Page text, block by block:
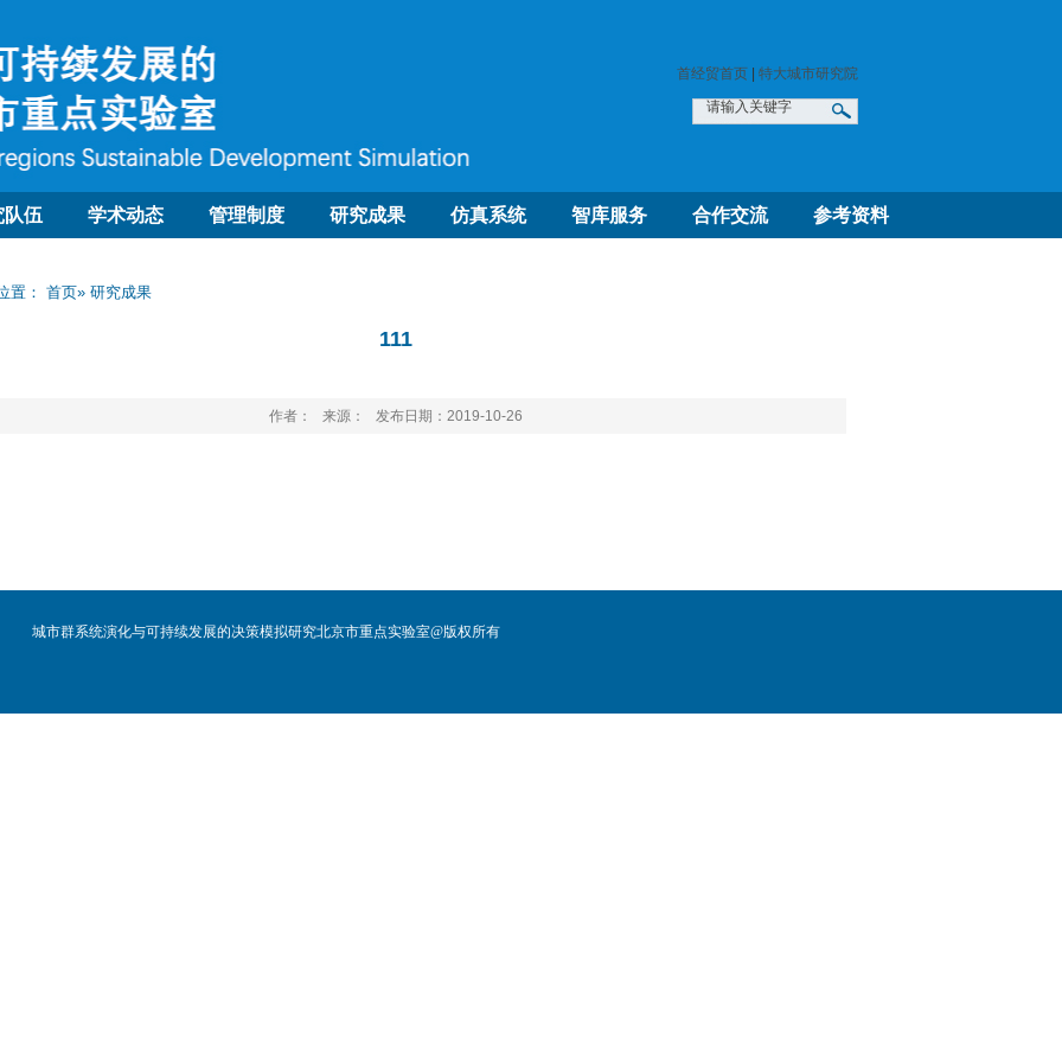
首经贸首页 特大城市研究院
队伍 学术动态 管理制度 研究成果 仿真系统 智库服务 合作交流 参考资料
置： 首页» 研究成果
111
作者： 来源： 发布日期：2019-10-26
城市群系统演化与可持续发展的决策模拟研究北京市重点实验室@版权所有